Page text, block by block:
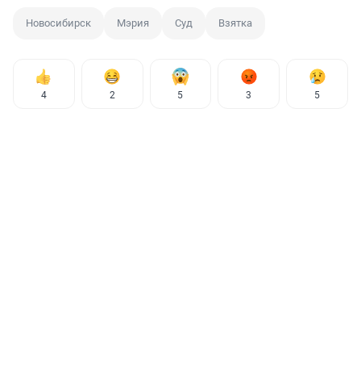
Новосибирск Мэрия Суд Взятка
4 2 5 3 5